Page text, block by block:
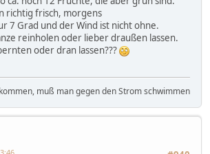
richtig frisch, morgens
7 Grad und der Wind ist nicht ohne.
reinholen oder lieber draußen lassen.
oder dran lassen???
muß man gegen den Strom schwimmen